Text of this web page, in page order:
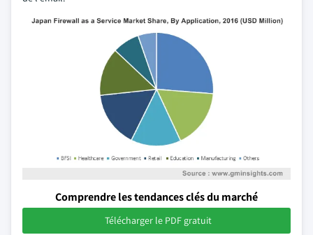
Comprendre les tendances clés du marché
Télécharger le PDF gratuit